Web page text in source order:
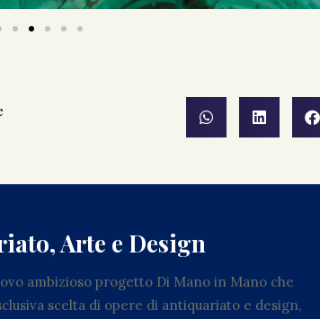
Arte e Design
ambizioso progetto Di Mano in Mano che
scelta di opere di antiquariato e design,